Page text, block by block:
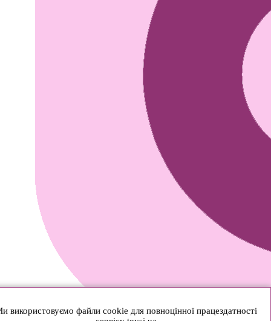
використовуємо файли cookie для повноцінної працездатності